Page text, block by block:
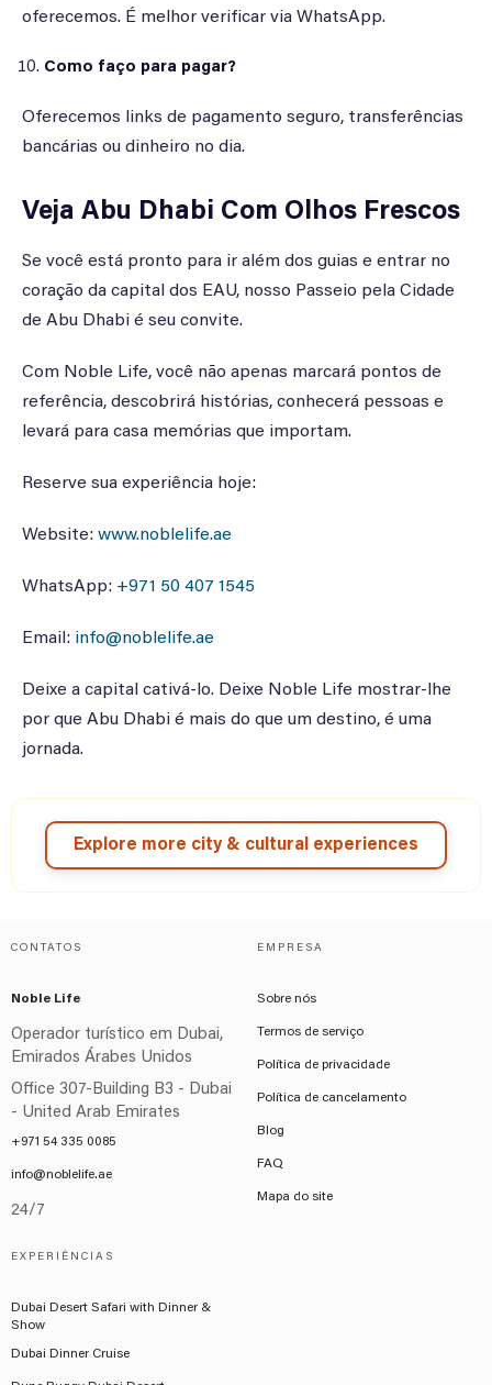
oferecemos. É melhor verificar via WhatsApp.
Como faço para pagar?
Oferecemos links de pagamento seguro, transferências
bancárias ou dinheiro no dia.
Veja Abu Dhabi Com Olhos Frescos
Se você está pronto para ir além dos guias e entrar no
coração da capital dos EAU, nosso Passeio pela Cidade
de Abu Dhabi é seu convite.
Com Noble Life, você não apenas marcará pontos de
referência, descobrirá histórias, conhecerá pessoas e
levará para casa memórias que importam.
Reserve sua experiência hoje:
Website: www.noblelife.ae
WhatsApp: +971 50 407 1545
Email: info@noblelife.ae
Deixe a capital cativá-lo. Deixe Noble Life mostrar-lhe
por que Abu Dhabi é mais do que um destino, é uma
jornada.
Explore more city & cultural experiences
CONTATOS
Noble Life
Operador turístico em Dubai,
Emirados Árabes Unidos
Office 307-Building B3 - Dubai
- United Arab Emirates
+971 54 335 0085
info@noblelife.ae
24/7
EMPRESA
Sobre nós
Termos de serviço
Política de privacidade
Política de cancelamento
Blog
FAQ
Mapa do site
EXPERIÊNCIAS
Dubai Desert Safari with Dinner &
Show
Dubai Dinner Cruise